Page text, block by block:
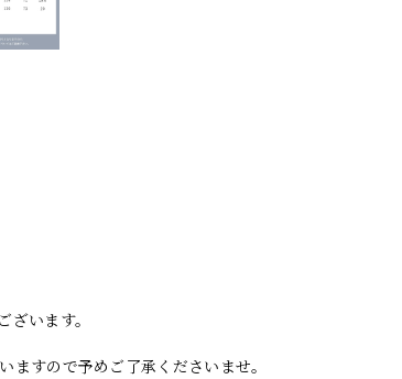
います。
すので予めご了承くださいませ。